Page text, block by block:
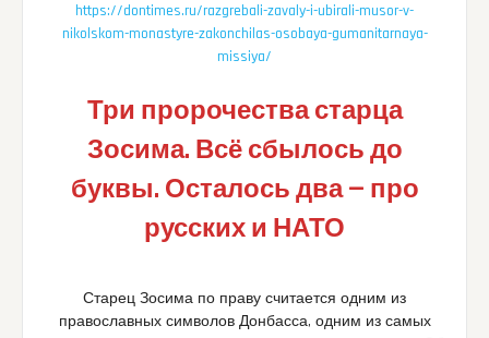
https://dontimes.ru/razgrebali-zavaly-i-ubirali-musor-v-
nikolskom-monastyre-zakonchilas-osobaya-gumanitarnaya-
missiya/
Три пророчества старца
Зосима. Всё сбылось до
буквы. Осталось два — про
русских и НАТО
Старец Зосима по праву считается одним из
православных символов Донбасса, одним из самых